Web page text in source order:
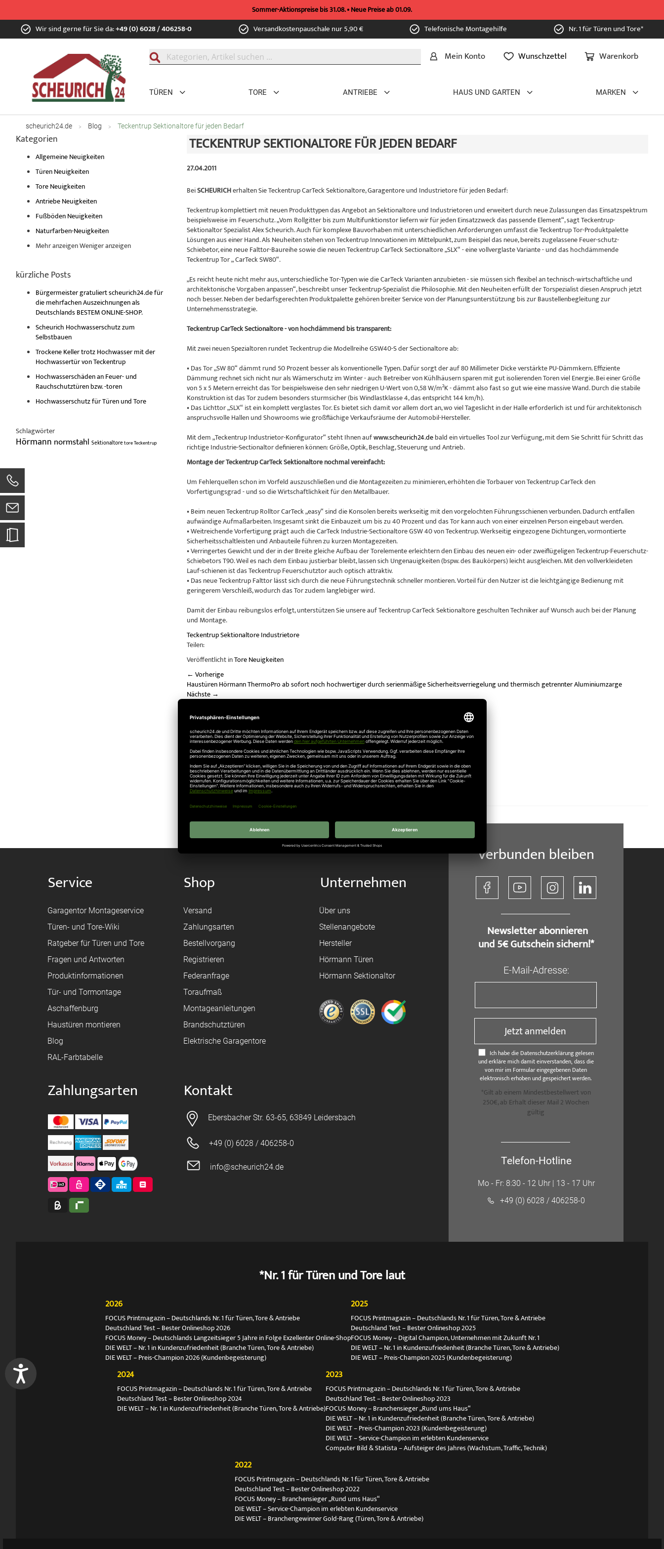
Sommer-Aktionspreise bis 31.08. • Neue Preise ab 01.09.
Zum
Inhalt Wir sind gerne für Sie da:+49 (0) 6028 / 406258-0 Versandkostenpauschale nur 5,90 € Telefonische Montagehilfe Nr. 1 für Türen und Tore*
Warenkorb
Mein Konto Wunschzettel
TÜREN TORE ANTRIEBE HAUS UND GARTEN MARKEN
scheurich24.de Blog Teckentrup Sektionaltore für jeden Bedarf
TECKENTRUP SEKTIONALTORE FÜR JEDEN BEDARF
27.04.2011
BeiSCHEURICHerhalten Sie Teckentrup CarTeck Sektionaltore, Garagentore und Industrietore für jeden Bedarf:
Teckentrup komplettiert mit neuen Produkttypen das Angebot an Sektionaltore und Industrietoren und erweitert durch neue Zulassungen das Einsatzspektrum
beispielsweise im Feuerschutz. „Vom Rollgitter bis zum Multifunktionstor liefern wir für jeden Einsatzzweck das passende Element“, sagt Teckentrup-
Sektionaltor Spezialist Alex Scheurich. Auch für komplexe Bauvorhaben mit unterschiedlichen Anforderungen umfasst die Teckentrup Tor-Produktpalette
Lösungen aus einer Hand. Als Neuheiten stehen von Teckentrup Innovationen im Mittelpunkt, zum Beispiel das neue, bereits zugelassene Feuer-schutz-
Schiebetor, eine neue Falttor-Baureihe sowie die neuen Teckentrup CarTeck Sectionaltore „SLX“ - eine vollverglaste Variante - und das hochdämmende
Teckentrup Tor „ CarTeck SW80“.
„Es reicht heute nicht mehr aus, unterschiedliche Tor-Typen wie die CarTeck Varianten anzubieten - sie müssen sich flexibel an technisch-wirtschaftliche und
architektonische Vorgaben anpassen“, beschreibt unser Teckentrup-Spezialist die Philosophie. Mit den Neuheiten erfüllt der Torspezialist diesen Anspruch jetzt
noch besser. Neben der bedarfsgerechten Produktpalette gehören breiter Service von der Planungsunterstützung bis zur Baustellenbegleitung zur
Unternehmensstrategie.
Teckentrup CarTeck Sectionaltore - von hochdämmend bis transparent:
Mit zwei neuen Spezialtoren rundet Teckentrup die Modellreihe GSW40-S der Sectionaltore ab:
• Das Tor „SW 80“ dämmt rund 50 Prozent besser als konventionelle Typen. Dafür sorgt der auf 80 Millimeter Dicke verstärkte PU-Dämmkern. Effiziente
Dämmung rechnet sich nicht nur als Wämerschutz im Winter - auch Betreiber von Kühlhäusern sparen mit gut isolierenden Toren viel Energie. Bei einer Größe
von 5 x 5 Metern erreicht das Tor beispielsweise den sehr niedrigen U-Wert von 0,58 W/m²K - dämmt also fast so gut wie eine massive Wand. Durch die stabile
Konstruktion ist das Tor zudem besonders sturmsicher (bis Windlastklasse 4, das entspricht 144 km/h).
• Das Lichttor „SLX“ ist ein komplett verglastes Tor. Es bietet sich damit vor allem dort an, wo viel Tageslicht in der Halle erforderlich ist und für architektonisch
anspruchsvolle Hallen und Showrooms wie großflächige Verkaufsräume der Automobil-Hersteller.
Mit dem „Teckentrup Industrietor-Konfigurator“ steht Ihnen aufwww.scheurich24.debald ein virtuelles Tool zur Verfügung, mit dem Sie Schritt für Schritt das
richtige Industrie-Sectionaltor definieren können: Größe, Optik, Beschlag, Steuerung und Antrieb.
Montage der Teckentrup CarTeck Sektionaltore nochmal vereinfacht:
Um Fehlerquellen schon im Vorfeld auszuschließen und die Montagezeiten zu minimieren, erhöhten die Torbauer von Teckentrup CarTeck den
Vorfertigungsgrad - und so die Wirtschaftlichkeit für den Metallbauer.
• Beim neuen Teckentrup Rolltor CarTeck „easy“ sind die Konsolen bereits werkseitig mit den vorgelochten Führungsschienen verbunden. Dadurch entfallen
aufwändige Aufmaßarbeiten. Insgesamt sinkt die Einbauzeit um bis zu 40 Prozent und das Tor kann auch von einer einzelnen Person eingebaut werden.
• Weitreichende Vorfertigung prägt auch die CarTeck Industrie-Sectionaltore GSW 40 von Teckentrup. Werkseitig eingezogene Dichtungen, vormontierte
Sicherheitsschaltleisten und Anbauteile führen zu kurzen Montagezeiten.
• Verringertes Gewicht und der in der Breite gleiche Aufbau der Torelemente erleichtern den Einbau des neuen ein- oder zweiflügeligen Teckentrup-Feuerschutz-
Schiebetors T90. Weil es nach dem Einbau justierbar bleibt, lassen sich Ungenauigkeiten (bspw. des Baukörpers) leicht ausgleichen. Mit den vollverkleideten
Lauf-schienen ist das Teckentrup Feuerschutztor auch optisch attraktiv.
• Das neue Teckentrup Falttor lässt sich durch die neue Führungstechnik schneller montieren. Vorteil für den Nutzer ist die leichtgängige Bedienung mit
geringerem Verschleiß, wodurch das Tor zudem langlebiger wird.
Damit der Einbau reibungslos erfolgt, unterstützen Sie unsere auf Teckentrup CarTeck Sektionaltore geschulten Techniker auf Wunsch auch bei der Planung
und Montage.
TeckentrupSektionaltoreIndustrietore
Teilen:
Veröffentlicht inTore Neuigkeiten
← Vorherige
Haustüren Hörmann ThermoPro ab sofort noch hochwertiger durch serienmäßige Sicherheitsverriegelung und thermisch getrennter Aluminiumzarge
Nächste →
verbundenen Post
Teckentrup Industrie-Sektionaltore - Sichtschutz nach innen - Lichteinfall von außen!
Teckentrup Farbton Winchester bei allen Sektionaltoren und Industrietoren
Farben Industrietore
Kategorien
Allgemeine Neuigkeiten
Türen Neuigkeiten
Tore Neuigkeiten
Antriebe Neuigkeiten
Fußböden Neuigkeiten
Naturfarben-Neuigkeiten
Mehr anzeigenWeniger anzeigen
kürzliche Posts
Bürgermeister gratuliert scheurich24.de für
die mehrfachen Auszeichnungen als
Deutschlands BESTEM ONLINE-SHOP.
Scheurich Hochwasserschutz zum
Selbstbauen
Trockene Keller trotz Hochwasser mit der
Hochwassertür von Teckentrup
Hochwasserschäden an Feuer- und
Rauchschutztüren bzw. -toren
Hochwasserschutz für Türen und Tore
Schlagwörter
Hörmann normstahl SektionaltoretoreTeckentrup
Service
Garagentor Montageservice
Türen- und Tore-Wiki
Ratgeber für Türen und Tore
Fragen und Antworten
Produktinformationen
Tür- und Tormontage
Aschaffenburg
Haustüren montieren
Blog
RAL-Farbtabelle
Shop
Versand
Zahlungsarten
Bestellvorgang
Registrieren
Federanfrage
Toraufmaß
Montageanleitungen
Brandschutztüren
Elektrische Garagentore
Unternehmen
Über uns
Stellenangebote
Hersteller
Hörmann Türen
Hörmann Sektionaltor
Zahlungsarten Kontakt
Ebersbacher Str. 63-65, 63849 Leidersbach
+49 (0) 6028 / 406258-0
info@scheurich24.de
Verbunden bleiben
​ Newsletter abonnieren
und 5€ Gutschein sichern!*
E-Mail-Adresse:
Jetzt anmelden
Ich habe die Datenschutzerklärung gelesen
und erkläre mich damit einverstanden, dass die
von mir im Formular eingegebenen Daten
elektronisch erhoben und gespeichert werden.
*Gilt ab einem Mindestbestellwert von
250€, ab Erhalt dieser Mail 2 Wochen
gültig
Telefon-Hotline
Mo - Fr: 8:30 - 12 Uhr | 13 - 17 Uhr
+49 (0) 6028 / 406258-0
*Nr. 1 für Türen und Tore laut
2026
FOCUS Printmagazin – Deutschlands Nr. 1 für Türen, Tore & Antriebe
Deutschland Test – Bester Onlineshop 2026
FOCUS Money – Deutschlands Langzeitsieger 5 Jahre in Folge Exzellenter Online-Shop
DIE WELT – Nr. 1 in Kundenzufriedenheit (Branche Türen, Tore & Antriebe)
DIE WELT – Preis-Champion 2026 (Kundenbegeisterung)
2025
FOCUS Printmagazin – Deutschlands Nr. 1 für Türen, Tore & Antriebe
Deutschland Test – Bester Onlineshop 2025
FOCUS Money – Digital Champion, Unternehmen mit Zukunft Nr. 1
DIE WELT – Nr. 1 in Kundenzufriedenheit (Branche Türen, Tore & Antriebe)
DIE WELT – Preis-Champion 2025 (Kundenbegeisterung)
2024
FOCUS Printmagazin – Deutschlands Nr. 1 für Türen, Tore & Antriebe
Deutschland Test – Bester Onlineshop 2024
DIE WELT – Nr. 1 in Kundenzufriedenheit (Branche Türen, Tore & Antriebe)
2023
FOCUS Printmagazin – Deutschlands Nr. 1 für Türen, Tore & Antriebe
Deutschland Test – Bester Onlineshop 2023
FOCUS Money – Branchensieger „Rund ums Haus“
DIE WELT – Nr. 1 in Kundenzufriedenheit (Branche Türen, Tore & Antriebe)
DIE WELT – Preis-Champion 2023 (Kundenbegeisterung)
DIE WELT – Service-Champion im erlebten Kundenservice
Computer Bild & Statista – Aufsteiger des Jahres (Wachstum, Traffic, Technik)
2022
FOCUS Printmagazin – Deutschlands Nr. 1 für Türen, Tore & Antriebe
Deutschland Test – Bester Onlineshop 2022
FOCUS Money – Branchensieger „Rund ums Haus“
DIE WELT – Service-Champion im erlebten Kundenservice
DIE WELT – Branchengewinner Gold-Rang (Türen, Tore & Antriebe)